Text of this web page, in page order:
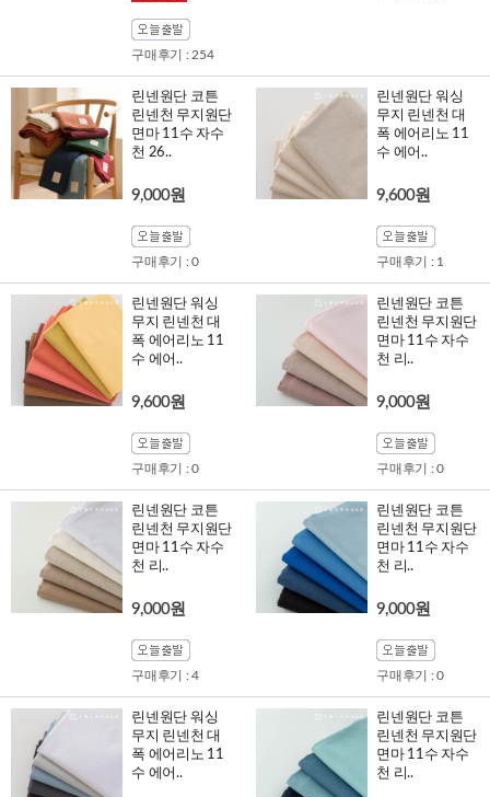
구매후기 : 254
린넨원단 코튼
린넨천 무지원단
면마 11수 자수
천 26..
9,000원
구매후기 : 0
린넨원단 워싱
무지 린넨천 대
폭 에어리노 11
수 에어..
9,600원
구매후기 : 1
린넨원단 워싱
무지 린넨천 대
폭 에어리노 11
수 에어..
9,600원
구매후기 : 0
린넨원단 코튼
린넨천 무지원단
면마 11수 자수
천 리..
9,000원
구매후기 : 0
린넨원단 코튼
린넨천 무지원단
면마 11수 자수
천 리..
9,000원
구매후기 : 4
린넨원단 코튼
린넨천 무지원단
면마 11수 자수
천 리..
9,000원
구매후기 : 0
린넨원단 워싱
무지 린넨천 대
폭 에어리노 11
수 에어..
린넨원단 코튼
린넨천 무지원단
면마 11수 자수
천 리..